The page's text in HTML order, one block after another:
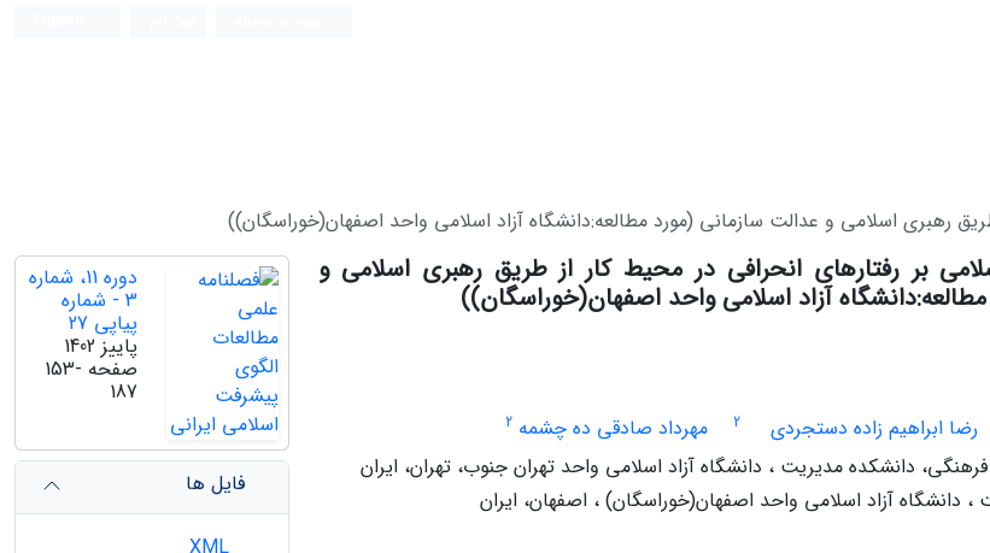
رهبری اسلامی و عدالت سازمانی (مورد مطالعه:دانشگاه آزاد اسلامی واحد اصفهان(خوراسگان))
بر رفتارهای انحرافی در محیط کار از طریق رهبری اسلامی و
آزاد اسلامی واحد اصفهان(خوراسگان))
رضا ابراهیم زاده دستجردی 2 مهرداد صادقی ده چشمه 2
دانشکده مدیریت ، دانشگاه آزاد اسلامی واحد تهران جنوب، تهران، ایران
، دانشگاه آزاد اسلامی واحد اصفهان(خوراسگان) ، اصفهان، ایران
دوره 11، شماره
3 - شماره
پیاپی 27
پاییز 1402
صفحه 153-
187
فایل ها